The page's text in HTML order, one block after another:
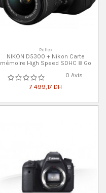
Reflex
NIKON D5300 + Nikon Carte
mémoire High Speed SDHC 8 Go
0 Avis
7 499,17 DH